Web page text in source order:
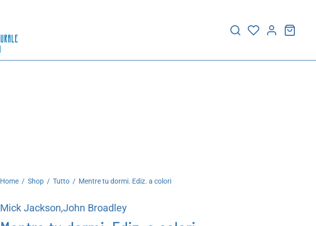
Home / Shop / Tutto / Mentre tu dormi. Ediz. a colori
Mick Jackson,John Broadley